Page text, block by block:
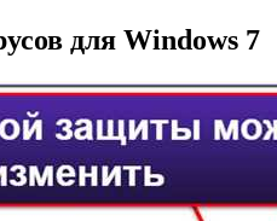
для Windows 7